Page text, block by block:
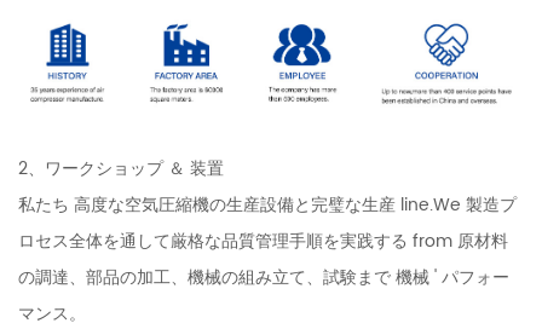
2、ワークショップ ＆ 装置
私たち 高度な空気圧縮機の生産設備と完璧な生産 line.We 製造プ
ロセス全体を通して厳格な品質管理手順を実践する from 原材料
の調達、部品の加工、機械の組み立て、試験まで 機械 ' パフォー
マンス。